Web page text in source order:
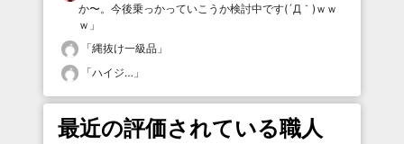
か〜。今後乗っかっていこうか検討中です(´Д｀)ｗｗ
ｗ 」
「縄抜け一級品 」
「ハイジ… 」
最近の評価されている職人